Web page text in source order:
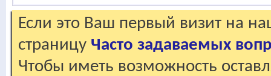
Если это Ваш первый визит на
страницу Часто задаваемых
Чтобы иметь возможность